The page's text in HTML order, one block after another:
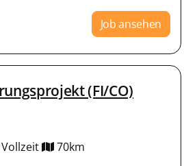
Job ansehen
(FI/CO)
Vollzeit 70km